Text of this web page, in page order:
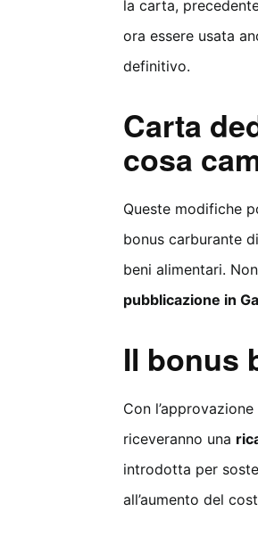
la carta,
ora essere usata
definitivo.
Carta
cosa
Queste modifiche
bonus carburante di
beni alimentari.
pubblicazione in
Il bonus
Con
riceveranno una
introdotta per
all’aumento del